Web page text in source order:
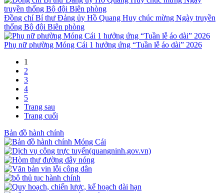
Đồng chí Bí thư Đảng ủy Hồ Quang Huy chúc mừng Ngày truyền
thống Bộ đội Biên phòng
Phụ nữ phường Móng Cái 1 hưởng ứng “Tuần lễ áo dài” 2026
1
2
3
4
5
Trang sau
Trang cuối
Bản đồ hành chính